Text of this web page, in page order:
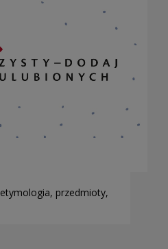
etymologia, przedmioty,